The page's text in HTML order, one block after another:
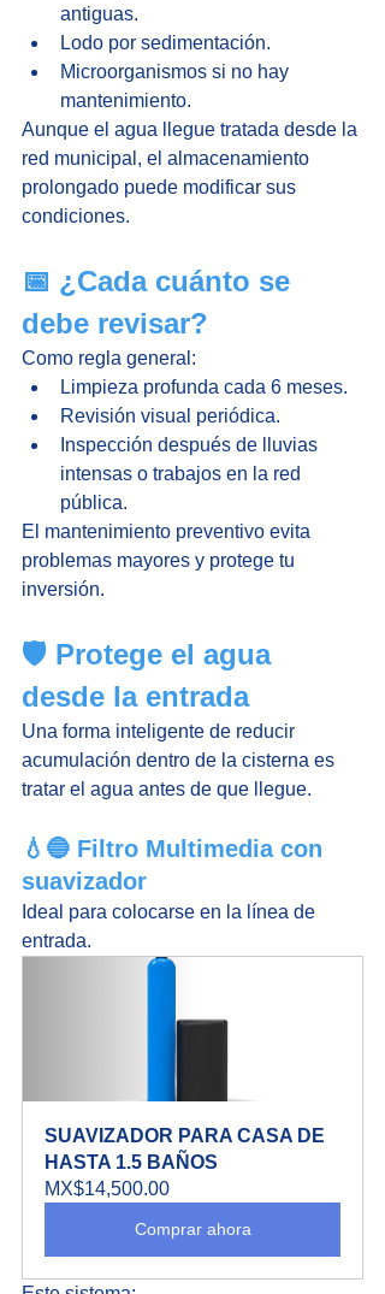
antiguas.
Lodo por sedimentación.
Microorganismos si no hay
mantenimiento.
Aunque el agua llegue tratada desde la
red municipal, el almacenamiento
prolongado puede modificar sus
condiciones.
📅 ¿Cada cuánto se
debe revisar?
Como regla general:
Limpieza profunda cada 6 meses.
Revisión visual periódica.
Inspección después de lluvias
intensas o trabajos en la red
pública.
El mantenimiento preventivo evita
problemas mayores y protege tu
inversión.
🛡️ Protege el agua
desde la entrada
Una forma inteligente de reducir
acumulación dentro de la cisterna es
tratar el agua antes de que llegue.
💧🔵 Filtro Multimedia con
suavizador
Ideal para colocarse en la línea de
entrada.
SUAVIZADOR PARA CASA DE
HASTA 1.5 BAÑOS
MX$14,500.00
Comprar ahora